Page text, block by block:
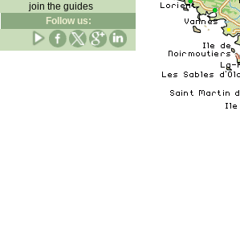
join the guides
Follow us: